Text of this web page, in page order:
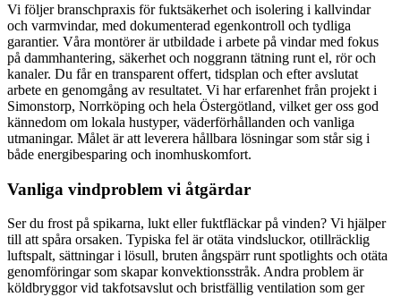
Vi följer branschpraxis för fuktsäkerhet och isolering i kallvindar
och varmvindar, med dokumenterad egenkontroll och tydliga
garantier. Våra montörer är utbildade i arbete på vindar med fokus
på dammhantering, säkerhet och noggrann tätning runt el, rör och
kanaler. Du får en transparent offert, tidsplan och efter avslutat
arbete en genomgång av resultatet. Vi har erfarenhet från projekt i
Simonstorp, Norrköping och hela Östergötland, vilket ger oss god
kännedom om lokala hustyper, väderförhållanden och vanliga
utmaningar. Målet är att leverera hållbara lösningar som står sig i
både energi­besparing och inomhuskomfort.
Vanliga vindproblem vi åtgärdar
Ser du frost på spikarna, lukt eller fuktfläckar på vinden? Vi hjälper
till att spåra orsaken. Typiska fel är otäta vindsluckor, otillräcklig
luftspalt, sättningar i lösull, bruten ångspärr runt spotlights och otäta
genomföringar som skapar konvektionsstråk. Andra problem är
köldbryggor vid takfotsavslut och bristfällig ventilation som ger